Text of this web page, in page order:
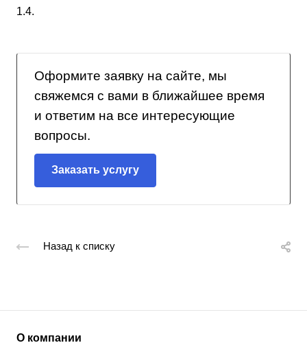
1.4.
Оформите заявку на сайте, мы
свяжемся с вами в ближайшее время
и ответим на все интересующие
вопросы.
Заказать услугу
Назад к списку
О компании